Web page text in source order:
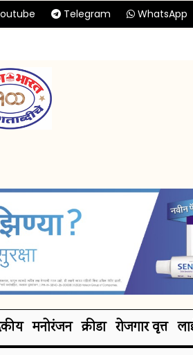
Telegram WhatsApp
मनोरंजन क्रीडा रोजगार वृत्त